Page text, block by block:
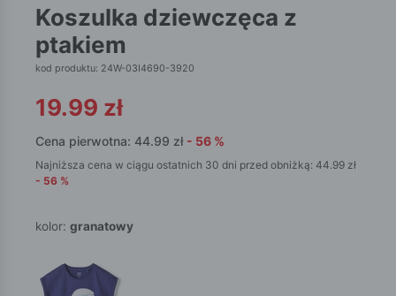
koszulka dziewczęca z
ptakiem
kod produktu: 24W-03I4690-3920
19.99 zł
Cena pierwotna: 44.99 zł - 56 %
Najniższa cena w ciągu ostatnich 30 dni przed obniżką: 44.99 zł
- 56 %
kolor: granatowy